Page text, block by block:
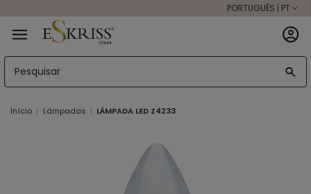
PORTUGUÊS | PT
Início Lâmpadas LÂMPADA LED Z4233